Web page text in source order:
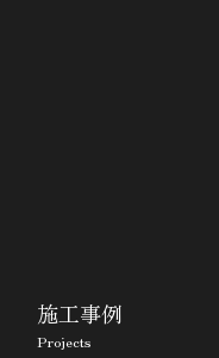
施工事例
Projects